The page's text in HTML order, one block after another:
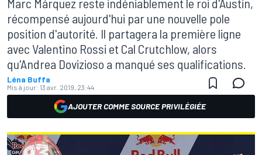
récompensé aujourd'hui par une nouvelle pole
position d'autorité. Il partagera la première ligne
avec Valentino Rossi et Cal Crutchlow, alors
qu'Andrea Dovizioso a manqué ses qualifications.
Léna Buffa
Mis à jour: 13 avr. 2019, 23:44
AJOUTER COMME SOURCE PRIVILÉGIÉE